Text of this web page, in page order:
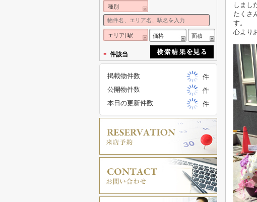
しまし
たくさ
す。
心より
種別
エリア| 駅 価格 面積
- 件該当
掲載物件数
件
公開物件数
件
本日の更新件数
件